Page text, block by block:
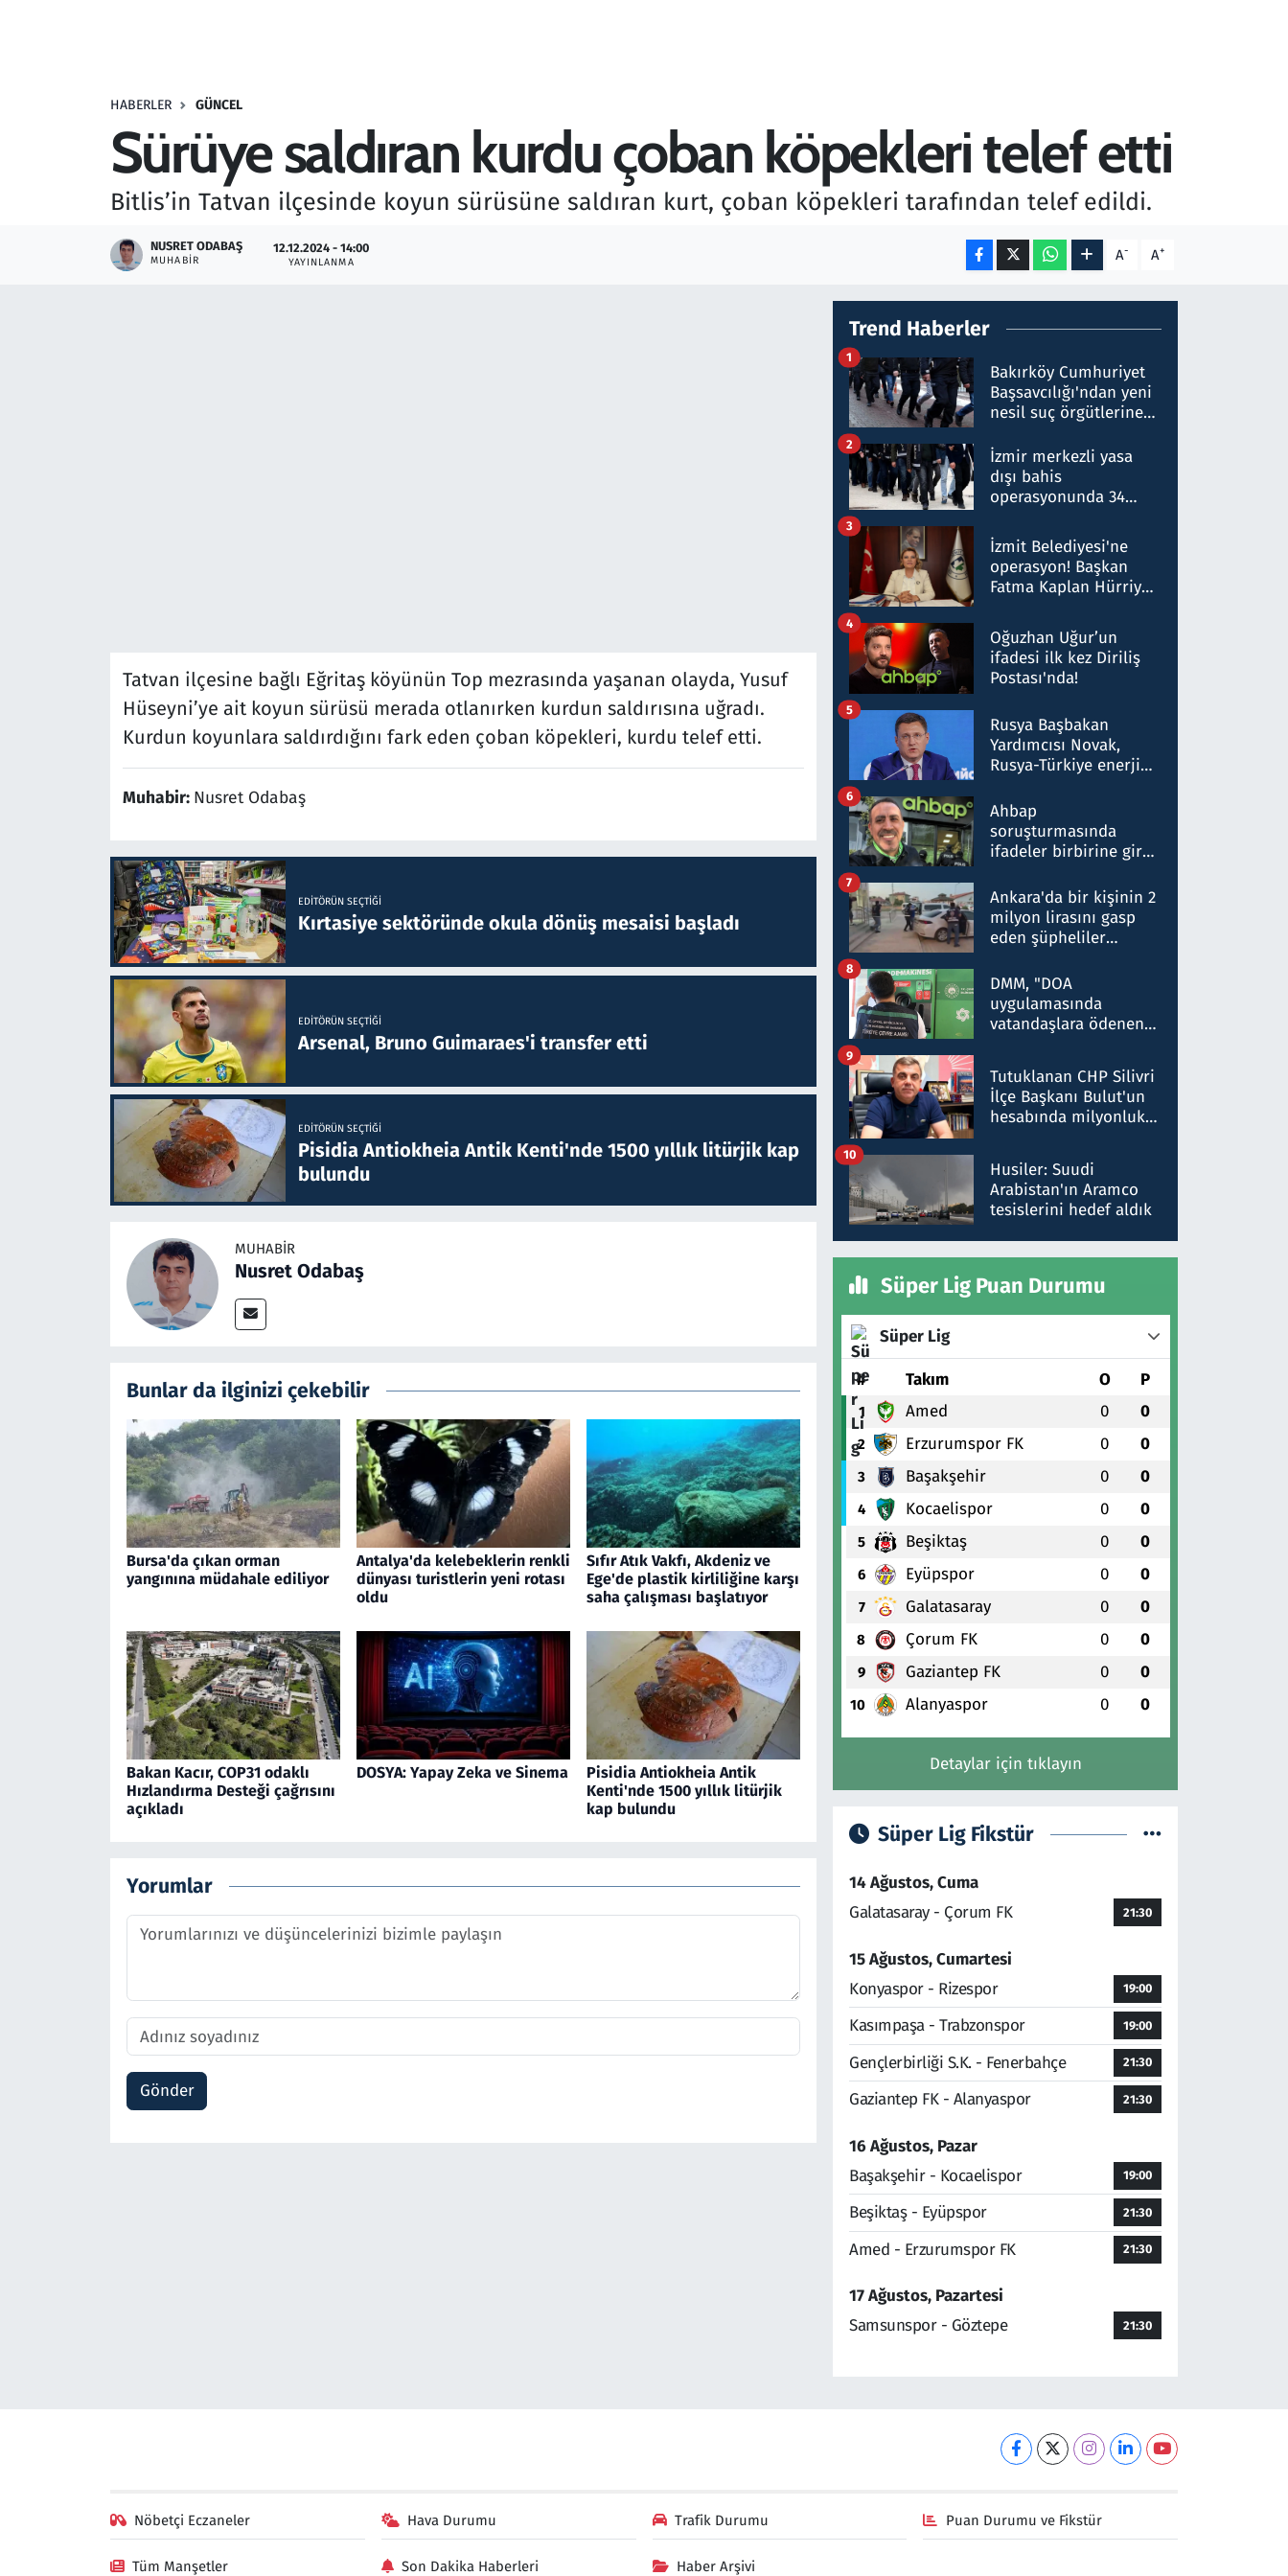
HABERLER GÜNCEL
Sürüye saldıran kurdu çoban köpekleri telef etti
Bitlis’in Tatvan ilçesinde koyun sürüsüne saldıran kurt, çoban köpekleri tarafından telef edildi.
NUSRET ODABAŞ
MUHABIR
12.12.2024 - 14:00
YAYINLANMA A- A+
Tatvan ilçesine bağlı Eğritaş köyünün Top mezrasında yaşanan olayda, Yusuf
Hüseyni’ye ait koyun sürüsü merada otlanırken kurdun saldırısına uğradı.
Kurdun koyunlara saldırdığını fark eden çoban köpekleri, kurdu telef etti.
Muhabir: Nusret Odabaş
EDITÖRÜN SEÇTIĞI
Kırtasiye sektöründe okula dönüş mesaisi başladı
EDITÖRÜN SEÇTIĞI
Arsenal, Bruno Guimaraes'i transfer etti
EDITÖRÜN SEÇTIĞI
Pisidia Antiokheia Antik Kenti'nde 1500 yıllık litürjik kap
bulundu
MUHABIR
Nusret Odabaş
Bunlar da ilginizi çekebilir
Bursa'da çıkan orman
yangınına müdahale ediliyor
Antalya'da kelebeklerin renkli
dünyası turistlerin yeni rotası
oldu
Sıfır Atık Vakfı, Akdeniz ve
Ege'de plastik kirliliğine karşı
saha çalışması başlatıyor
Bakan Kacır, COP31 odaklı
Hızlandırma Desteği çağrısını
açıkladı
DOSYA: Yapay Zeka ve Sinema
Pisidia Antiokheia Antik
Kenti'nde 1500 yıllık litürjik
kap bulundu
Yorumlar
Gönder
Trend Haberler
Bakırköy Cumhuriyet
Başsavcılığı'ndan yeni
nesil suç örgütlerine
hakkında gözaltı kararı
1
İzmir merkezli yasa
dışı bahis
operasyonunda 34
Milyar liralık para
trafiği tespit edildi
2
İzmit Belediyesi'ne
operasyon! Başkan
Fatma Kaplan Hürriyet
3
Oğuzhan Uğur’un
ifadesi ilk kez Diriliş
Postası'nda!
4
Rusya Başbakan
Yardımcısı Novak,
Rusya-Türkiye enerji
nitelikte olduğunu
belirtti
5
Ahbap
soruşturmasında
ifadeler birbirine girdi:
ifadelerinden ortaya
çıkan tablo şok etti
6
Ankara'da bir kişinin 2
milyon lirasını gasp
eden şüpheliler
7
DMM, "DOA
uygulamasında
vatandaşlara ödenen
düşürüldüğü" iddiasını
yalanladı
8
Tutuklanan CHP Silivri
İlçe Başkanı Bulut'un
hesabında milyonluk
talimat verdi, ben
gönderdim
9
Husiler: Suudi
Arabistan'ın Aramco
tesislerini hedef aldık
10
Süper Lig Puan Durumu
Süper Lig
# Takım O P
1 Amed 0 0
2 Erzurumspor FK 0 0
3 Başakşehir 0 0
4 Kocaelispor 0 0
5 Beşiktaş 0 0
6 Eyüpspor 0 0
7 Galatasaray 0 0
8 Çorum FK 0 0
9 Gaziantep FK 0 0
10 Alanyaspor 0 0
Detaylar için tıklayın
Süper Lig Fikstür
14 Ağustos, Cuma
Galatasaray - Çorum FK
21:30
15 Ağustos, Cumartesi
Konyaspor - Rizespor
19:00
Kasımpaşa - Trabzonspor 19:00
Gençlerbirliği S.K. - Fenerbahçe 21:30
Gaziantep FK - Alanyaspor 21:30
16 Ağustos, Pazar
Başakşehir - Kocaelispor
19:00
Beşiktaş - Eyüpspor 21:30
Amed - Erzurumspor FK 21:30
17 Ağustos, Pazartesi
Samsunspor - Göztepe
21:30
Nöbetçi Eczaneler Hava Durumu Trafik Durumu Puan Durumu ve Fikstür
Tüm Manşetler Son Dakika Haberleri Haber Arşivi
Savunma Sanayi
Seçim 2023